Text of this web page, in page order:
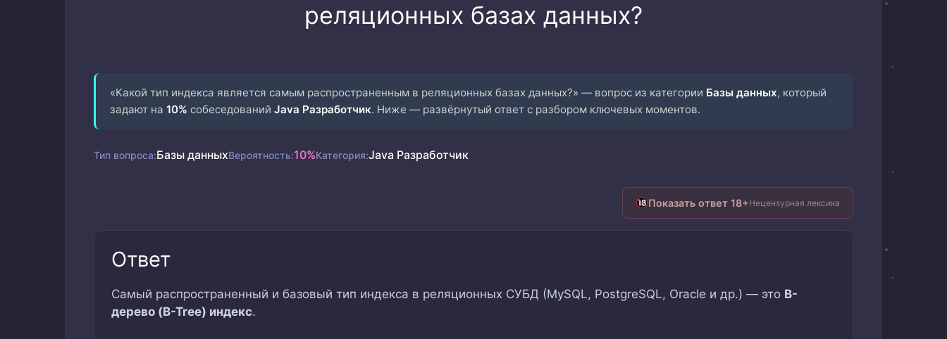
реляционных базах данных?
«Какой тип индекса является самым распространенным в реляционных базах данных?» — вопрос из категории Базы данных, который
задают на 10% собеседований Java Разработчик. Ниже — развёрнутый ответ с разбором ключевых моментов.
Тип вопроса:Базы данныхВероятность:10%Категория:Java Разработчик
Ответ
Самый распространенный и базовый тип индекса в реляционных СУБД (MySQL, PostgreSQL, Oracle и др.) — это B-
дерево (B-Tree) индекс.
Показать ответ 18+Нецензурная лексика